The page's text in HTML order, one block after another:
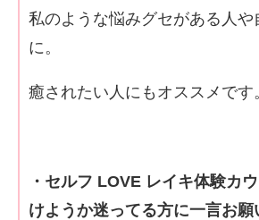
私のような悩みグセがある人や
に。
癒されたい人にもオススメです
・セルフ LOVE レイキ体験カ
けようか迷ってる方に一言お願